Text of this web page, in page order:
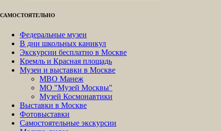
САМОСТОЯТЕЛЬНО
Федеральные музеи
В дни школьных каникул
Экскурсии бесплатно в Москве
Кремль и Красная площадь
Музеи и выставки в Москве
МВО Манеж
МО "Музей Москвы"
Музей Космонавтики
Выставки в Москве
Фотовыставки
Самостоятельные экскурсии